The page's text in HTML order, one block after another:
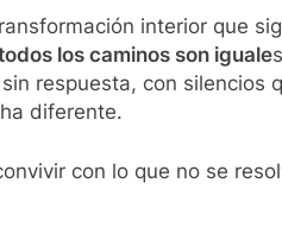
interior que
los caminos son iguale
respuesta, con silencios
diferente.
con lo que no se